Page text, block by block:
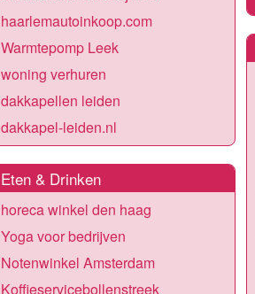
haarlemautoinkoop.com
Warmtepomp Leek
woning verhuren
dakkapellen leiden
dakkapel-leiden.nl
Eten & Drinken
horeca winkel den haag
Yoga voor bedrijven
Notenwinkel Amsterdam
Koffieservicebollenstreek